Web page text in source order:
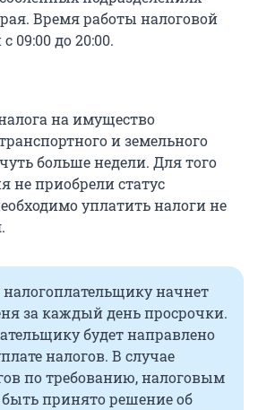
Время работы налоговой
09:00 до 20:00.
на имущество
и земельного
больше недели. Для того
не приобрели статус
уплатить налоги не
налогоплательщику начнет
за каждый день просрочки.
будет направлено
налогов. В случае
по требованию, налоговым
принято решение об